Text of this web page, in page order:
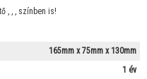
színben is!
165mm x 75mm x 130mm
1 év